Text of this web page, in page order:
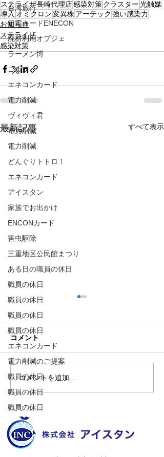
台湾旅行
節電カードENECON
廃材利用オブジェ
ラーメン博
ゴルフ
エネコンカード
電力削減
ヴィヴィ君
電力削減
電力削減
どんぐりトトロ！
エネコンカード
アイスタン
家族でお出かけ
ENCONカード
害虫駆除
三重地区公民館まつり
ある日の職員の休日
職員の休日
職員の休日
職員の休日
職員の休日
エネコンカード
電力削減のご提案
職員の休日
職員の休日
職員の休日
ステライザ長崎代理店感染対策 クラスター 光触媒
導入 オミクロン 変異株 アーテック 強い感染力
お知らせ
ステライザ
感染対策
最新記事 すべて表示
🌊ハガネの肉体を持つ職
員、岩瀬道へ！
コメント
コメントを追加…